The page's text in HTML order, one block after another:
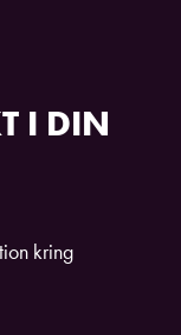
I DIN
kring